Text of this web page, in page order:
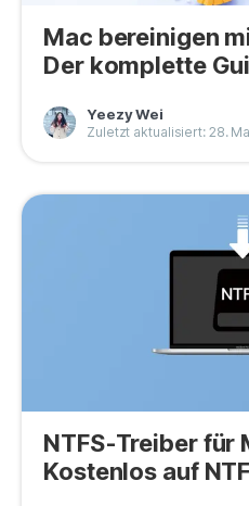
Mac bereinigen
Der komplette
Yeezy Wei
Zuletzt aktualisiert: 28.
NTFS-Treiber für
Kostenlos auf